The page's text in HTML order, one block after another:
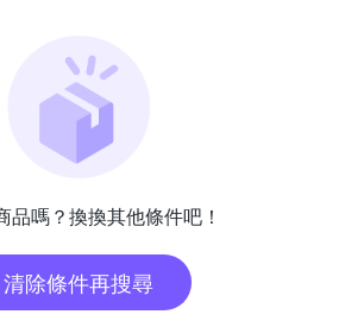
品嗎？換換其他條件吧！
清除條件再搜尋